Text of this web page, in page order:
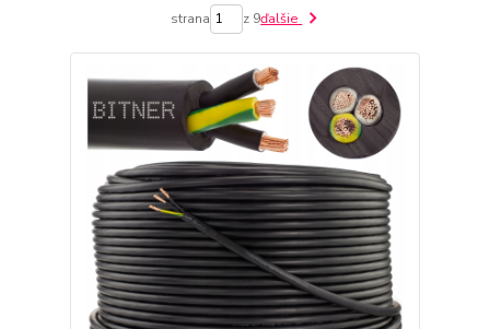
strana z 9ďalšie